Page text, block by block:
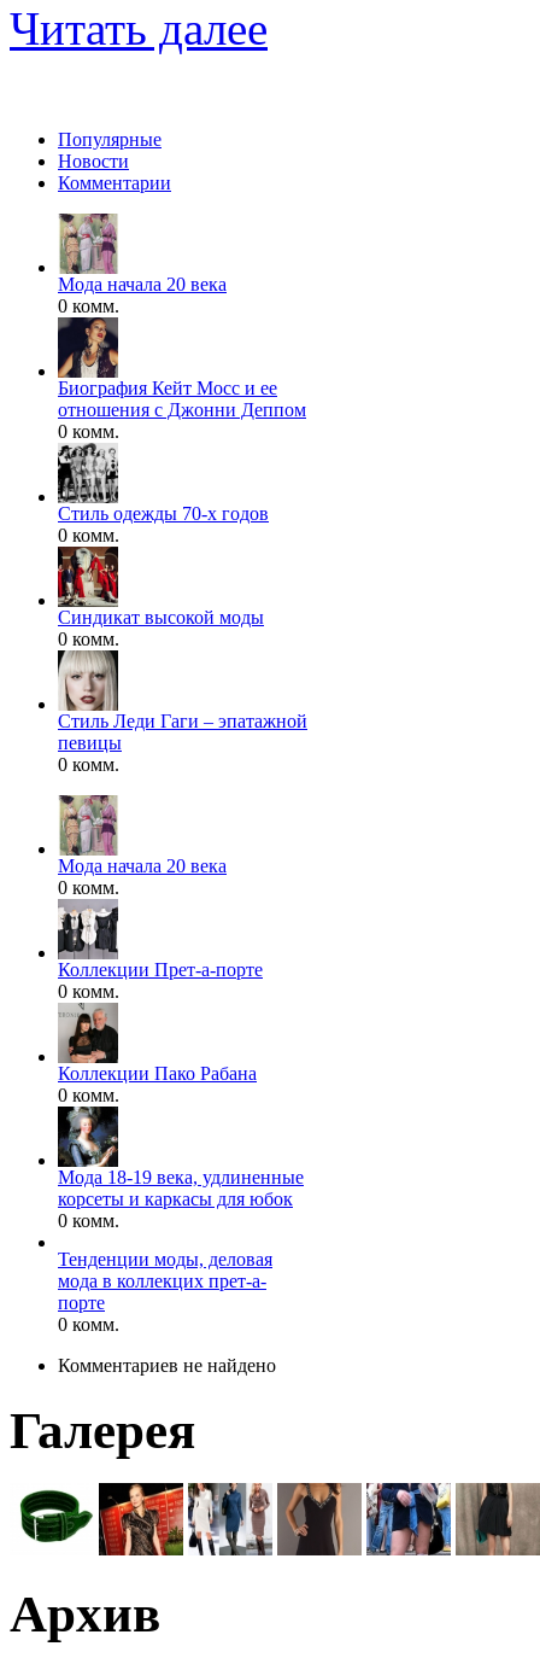
Читать далее
Популярные
Новости
Комментарии
Мода начала 20 века
0 комм.
Биография Кейт Мосс и ее
отношения с Джонни Деппом
0 комм.
Стиль одежды 70-х годов
0 комм.
Синдикат высокой моды
0 комм.
Стиль Леди Гаги – эпатажной
певицы
0 комм.
Мода начала 20 века
0 комм.
Коллекции Прет-а-порте
0 комм.
Коллекции Пако Рабана
0 комм.
Мода 18-19 века, удлиненные
корсеты и каркасы для юбок
0 комм.
Тенденции моды, деловая
мода в коллекцих прет-а-
порте
0 комм.
Комментариев не найдено
Галерея
Архив